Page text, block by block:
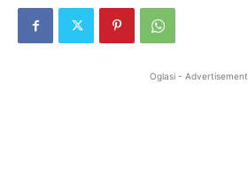
Oglasi - Advertisement